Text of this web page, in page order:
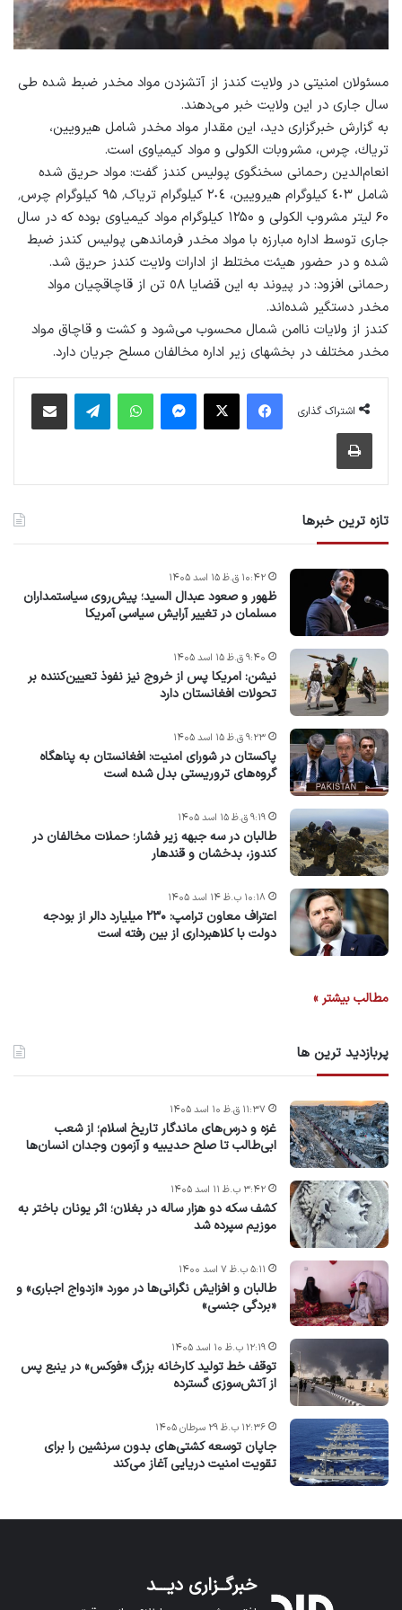
مسئولان امنیتی در ولایت کندز از آتش‎زدن مواد مخدر ضبط شده طى
سال جارى در اين ولایت خبر می‌دهند.
به گزارش خبرگزاری دید، این مقدار مواد مخدر شامل هیرویین،
ترياك، چرس، مشروبات الکولی و مواد کیمیاوی است.
انعام‌الدین رحمانی سخنگوی پولیس کندز گفت: مواد حریق شده
شامل ٤٠٣ کیلوگرام هیرویین، ٢٠٤ کیلوگرام تریاک٬ ۹۵ کیلوگرام چرس٬
۶۰ لیتر مشروب الکولی و ۱۲۵۰ کیلوگرام مواد کیمیاوی بوده که در سال
جاری توسط اداره مبارزه با مواد مخدر فرماندهی پولیس کندز ضبط
شده و در حضور هیئت مختلط از ادارات ولایت کندز حریق شد.
رحمانى افزود: در پيوند به اين قضايا ٥٨ تن از قاچاقچيان مواد
مخدر دستگير شده‌اند.
كندز از ولايات ناامن شمال محسوب مى‌شود و کشت و قاچاق مواد
مخدر مختلف در بخش‎های زیر اداره مخالفان مسلح جریان دارد.
اشتراک گذاری
فیس بوک پیام رسان واتس آپ
تازه ترین خبرها
ظهور و صعود عبدال السید؛ پیش‌روی سیاستمداران
مسلمان در تغییر آرایش سیاسی آمریکا
۱۰:۴۲ ق.ظ ۱۵ اسد ۱۴۰۵
نیشن: امریکا پس از خروج نیز نفوذ تعیین‌کننده بر
تحولات افغانستان دارد
۹:۴۰ ق.ظ ۱۵ اسد ۱۴۰۵
پاکستان در شورای امنیت: افغانستان به پناهگاه
گروه‌های تروریستی بدل شده است
۹:۲۳ ق.ظ ۱۵ اسد ۱۴۰۵
طالبان در سه جبهه زیر فشار؛ حملات مخالفان در
کندوز، بدخشان و قندهار
۹:۱۹ ق.ظ ۱۵ اسد ۱۴۰۵
اعتراف معاون ترامپ: ۲۳۰ میلیارد دالر از بودجه
دولت با کلاهبرداری از بین رفته است
۱۰:۱۸ ب.ظ ۱۴ اسد ۱۴۰۵
مطالب بیشتر »
پربازدید ترین ها
غزه و درس‌های ماندگار تاریخ اسلام؛ از شعب
ابی‌طالب تا صلح حدیبیه و آزمون وجدان انسان‌ها
۱۱:۳۷ ق.ظ ۱۰ اسد ۱۴۰۵
کشف سکه دو هزار ساله در بغلان؛ اثر یونان باختر به
موزیم سپرده شد
۳:۴۲ ب.ظ ۱۱ اسد ۱۴۰۵
طالبان و افزایش نگرانی‌ها در مورد «ازدواج اجباری» و
«بردگی جنسی»
۵:۱۱ ب.ظ ۷ اسد ۱۴۰۰
توقف خط تولید کارخانه بزرگ «فوکس» در ینبع پس
از آتش‌سوزی گسترده
۱۲:۱۹ ب.ظ ۱۰ اسد ۱۴۰۵
جاپان توسعه کشتی‌های بدون سرنشین را برای
تقویت امنیت دریایی آغاز می‌کند
۱۲:۳۶ ب.ظ ۲۹ سرطان ۱۴۰۵
خبرگــزاری دیـــد